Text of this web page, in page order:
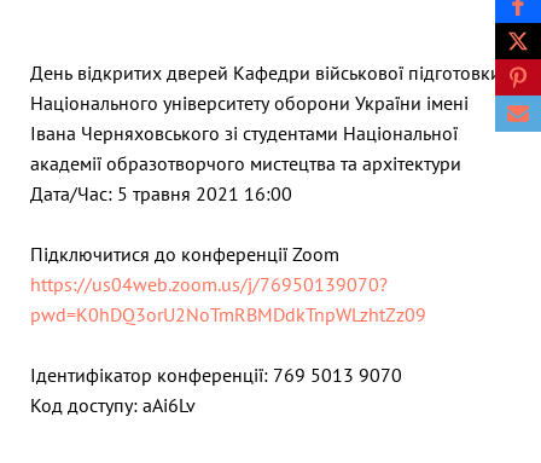
День відкритих дверей Кафедри військової підготовки
Національного університету оборони України імені
Івана Черняховського зі студентами Національної
академії образотворчого мистецтва та архітектури
Дата/Час: 5 травня 2021 16:00
Підключитися до конференції Zoom
https://us04web.zoom.us/j/76950139070?
pwd=K0hDQ3orU2NoTmRBMDdkTnpWLzhtZz09
Ідентифікатор конференції: 769 5013 9070
Код доступу: aAi6Lv